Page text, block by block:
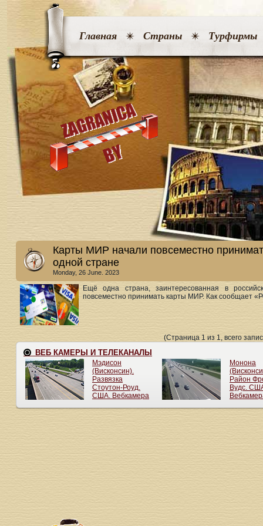
Главная Страны Турфирмы
Карты МИР начали повсеместно
одной стране
Monday, 26 June. 2023
Ещё одна страна, заинтересованная в
повсеместно принимать карты МИР. Как сообщает
(Страница 1 из 1, всего